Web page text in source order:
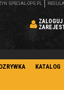
SPECIAL-OPS.PL
KATALOG